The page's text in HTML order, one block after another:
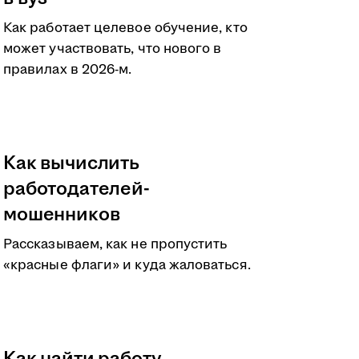
Как работает целевое обучение, кто
может участвовать, что нового в
правилах в 2026-м.
Как вычислить
работодателей-
мошенников
Рассказываем, как не пропустить
«красные флаги» и куда жаловаться.